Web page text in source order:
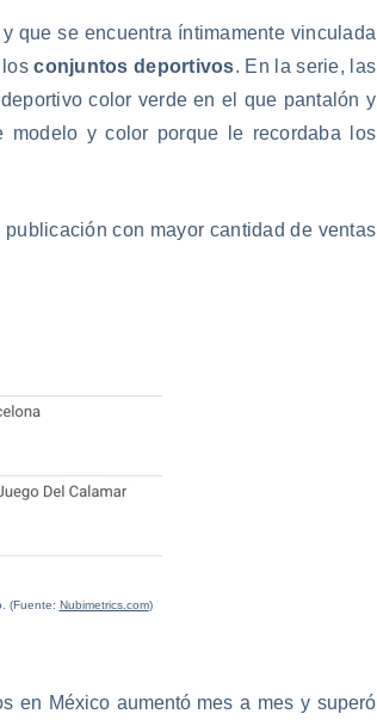
que se encuentra íntimamente vinculada
losconjuntos deportivos. En la serie, las
color verde en el que pantalón y
y color porque le recordaba los
publicación con mayor cantidad de ventas
(Fuente: Nubimetrics.com)
en México aumentó mes a mes y superó